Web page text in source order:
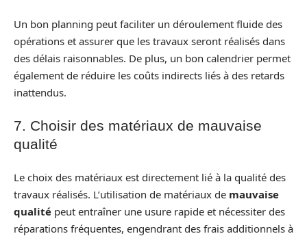
Un bon planning peut faciliter un déroulement fluide des
opérations et assurer que les travaux seront réalisés dans
des délais raisonnables. De plus, un bon calendrier permet
également de réduire les coûts indirects liés à des retards
inattendus.
7. Choisir des matériaux de mauvaise
qualité
Le choix des matériaux est directement lié à la qualité des
travaux réalisés. L’utilisation de matériaux de mauvaise
qualité peut entraîner une usure rapide et nécessiter des
réparations fréquentes, engendrant des frais additionnels à